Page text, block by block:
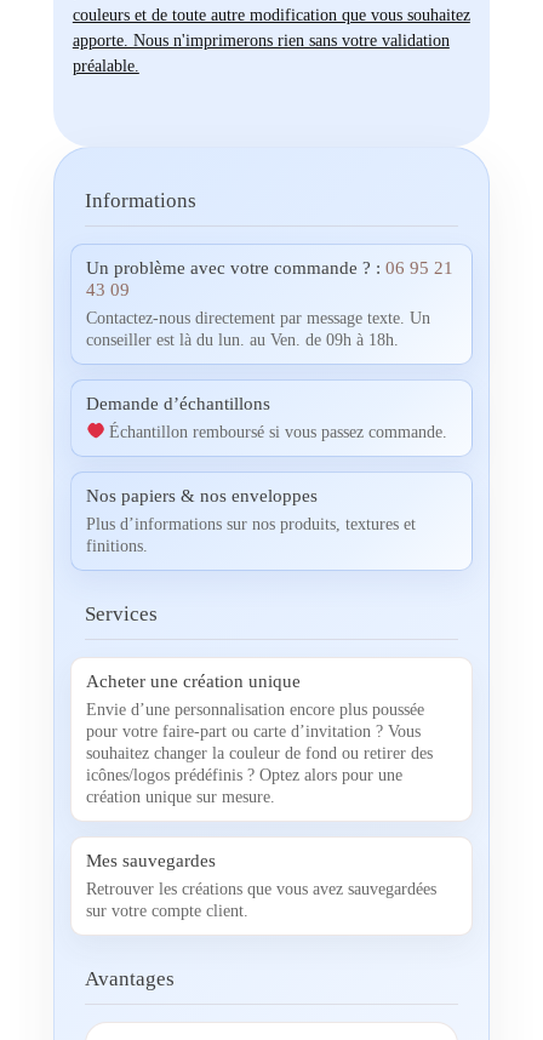
couleurs et de toute autre modification que vous souhaitez
apporte. Nous n'imprimerons rien sans votre validation
préalable.
Informations
Un problème avec votre commande ? : 06 95 21
43 09
Contactez-nous directement par message texte. Un
conseiller est là du lun. au Ven. de 09h à 18h.
Demande d’échantillons
Échantillon remboursé si vous passez commande.
Nos papiers & nos enveloppes
Plus d’informations sur nos produits, textures et
finitions.
Services
Acheter une création unique
Envie d’une personnalisation encore plus poussée
pour votre faire-part ou carte d’invitation ? Vous
souhaitez changer la couleur de fond ou retirer des
icônes/logos prédéfinis ? Optez alors pour une
création unique sur mesure.
Mes sauvegardes
Retrouver les créations que vous avez sauvegardées
sur votre compte client.
Avantages